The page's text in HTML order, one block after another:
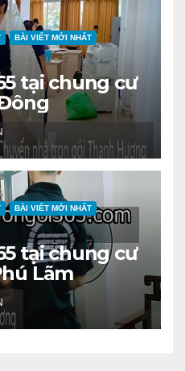
BÀI VIẾT MỚI NHẤT
tại chung cư
BÀI VIẾT MỚI NHẤT
tại chung cư
Lãm